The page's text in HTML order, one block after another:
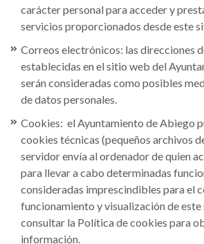
carácter personal para acceder y
servicios proporcionados desde este
Correos electrónicos: las direcciones
establecidas en el sitio web del
serán consideradas como posibles
de datos personales.
Cookies: el Ayuntamiento de Abiego
cookies técnicas (pequeños archivos
servidor envía al ordenador de quien
para llevar a cabo determinadas
consideradas imprescindibles para el
funcionamiento y visualización de
consultar la Política de cookies para
información.